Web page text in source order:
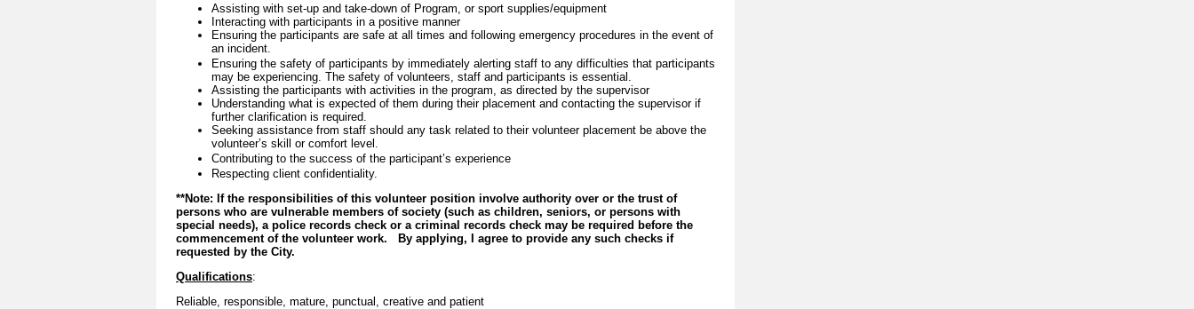
Assisting with set-up and take-down of Program, or sport supplies/equipment
Interacting with participants in a positive manner
Ensuring the participants are safe at all times and following emergency procedures in the event of
an incident.
Ensuring the safety of participants by immediately alerting staff to any difficulties that participants
may be experiencing. The safety of volunteers, staff and participants is essential.
Assisting the participants with activities in the program, as directed by the supervisor
Understanding what is expected of them during their placement and contacting the supervisor if
further clarification is required.
Seeking assistance from staff should any task related to their volunteer placement be above the
volunteer’s skill or comfort level.
Contributing to the success of the participant’s experience
Respecting client confidentiality.
**Note: If the responsibilities of this volunteer position involve authority over or the trust of
persons who are vulnerable members of society (such as children, seniors, or persons with
special needs), a police records check or a criminal records check may be required before the
commencement of the volunteer work. By applying, I agree to provide any such checks if
requested by the City.
Qualifications:
Reliable, responsible, mature, punctual, creative and patient